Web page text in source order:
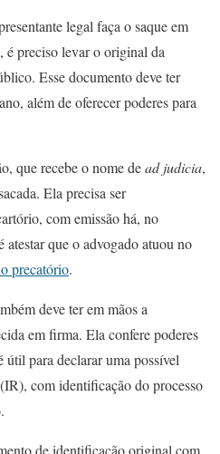
legal faça o saque em
é preciso levar o original da
Esse documento deve ter
além de oferecer poderes para
que recebe o nome dead judicia,
Ela precisa ser
com emissão há, no
que o advogado atuou no
precatório.
deve ter em mãos a
em firma. Ela confere poderes
útil para declarar uma possível
com identificação do processo
de identificação original com